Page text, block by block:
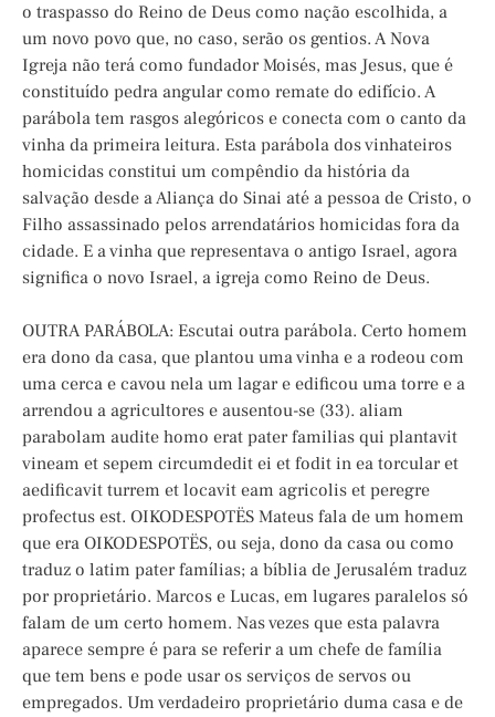
o traspasso do Reino de Deus como nação escolhida, a
um novo povo que, no caso, serão os gentios. A Nova
Igreja não terá como fundador Moisés, mas Jesus, que é
constituído pedra angular como remate do edifício. A
parábola tem rasgos alegóricos e conecta com o canto da
vinha da primeira leitura. Esta parábola dos vinhateiros
homicidas constitui um compêndio da história da
salvação desde a Aliança do Sinai até a pessoa de Cristo, o
Filho assassinado pelos arrendatários homicidas fora da
cidade. E a vinha que representava o antigo Israel, agora
significa o novo Israel, a igreja como Reino de Deus.
OUTRA PARÁBOLA: Escutai outra parábola. Certo homem
era dono da casa, que plantou uma vinha e a rodeou com
uma cerca e cavou nela um lagar e edificou uma torre e a
arrendou a agricultores e ausentou-se (33). aliam
parabolam audite homo erat pater familias qui plantavit
vineam et sepem circumdedit ei et fodit in ea torcular et
aedificavit turrem et locavit eam agricolis et peregre
profectus est. OIKODESPOTËS Mateus fala de um homem
que era OIKODESPOTËS, ou seja, dono da casa ou como
traduz o latim pater famílias; a bíblia de Jerusalém traduz
por proprietário. Marcos e Lucas, em lugares paralelos só
falam de um certo homem. Nas vezes que esta palavra
aparece sempre é para se referir a um chefe de família
que tem bens e pode usar os serviços de servos ou
empregados. Um verdadeiro proprietário duma casa e de